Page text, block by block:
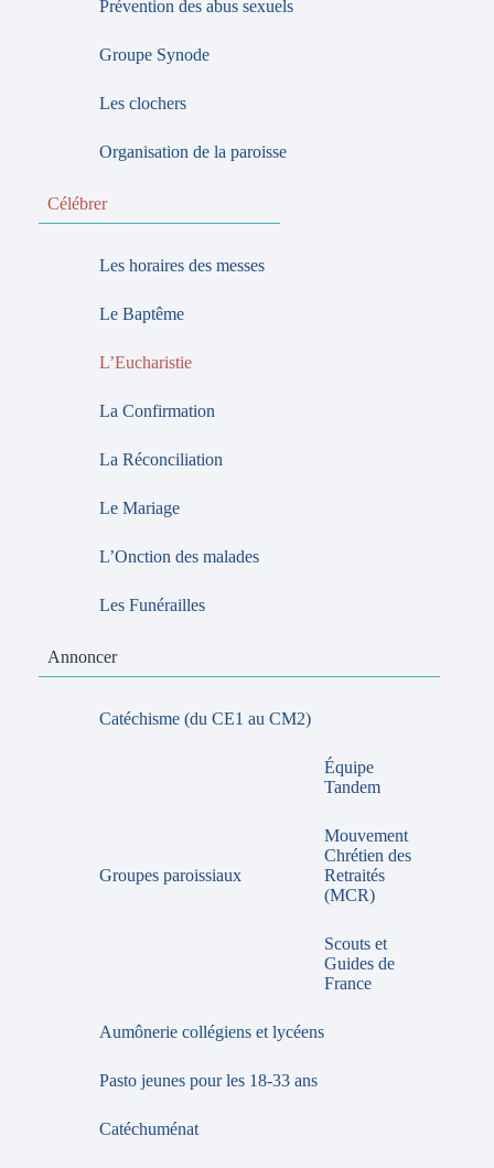
Prévention des abus sexuels
Groupe Synode
Les clochers
Organisation de la paroisse
Célébrer
Les horaires des messes
Le Baptême
L’Eucharistie
La Confirmation
La Réconciliation
Le Mariage
L’Onction des malades
Les Funérailles
Annoncer
Catéchisme (du CE1 au CM2)
Groupes paroissiaux
Équipe
Tandem
Mouvement
Chrétien des
Retraités
(MCR)
Scouts et
Guides de
France
Aumônerie collégiens et lycéens
Pasto jeunes pour les 18-33 ans
Catéchuménat